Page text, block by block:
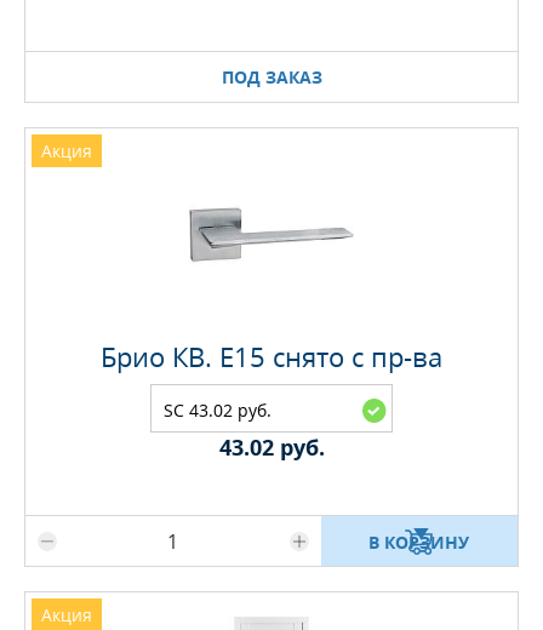
ПОД ЗАКАЗ
Акция
Брио КВ. E15 снято с пр-ва
SC 43.02 руб.
В КОРЗИНУ
43.02 руб.
Акция